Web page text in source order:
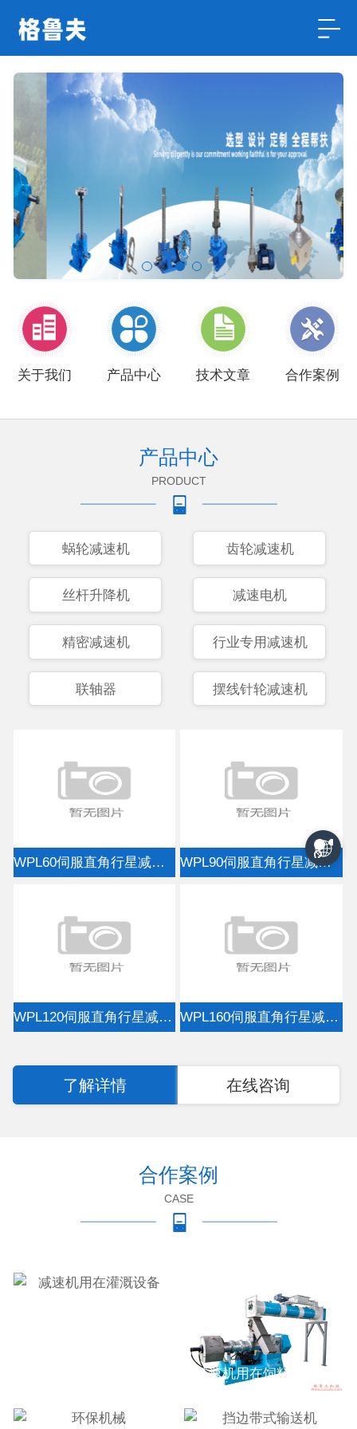
关于我们 产品中心 技术文章 合作案例
产品中心
PRODUCT
蜗轮减速机 齿轮减速机
丝杆升降机 减速电机
精密减速机 行业专用减速机
联轴器 摆线针轮减速机
WPL60伺服直角行星减速机WPL60 servo right angle planetary re WPL90伺服直角行星减速机WPL90 servo right angle planetary re
WPL120伺服直角行星减速机WPL120 servo right angle planetary WPL160伺服直角行星减速机WPL160 servo right angle planetary
了解详情 在线咨询
合作案例
CASE
减速机用在饲料机械